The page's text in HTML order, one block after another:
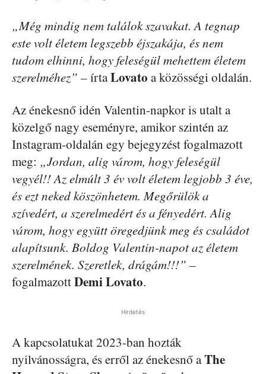
„Még mindig nem találok szavakat. A tegnap
este volt életem legszebb éjszakája, és nem
tudom elhinni, hogy feleségül mehettem életem
szerelméhez” – írtaLovato a közösségi oldalán.
Az énekesnő idén Valentin-napkor is utalt a
közelgő nagy eseményre, amikor szintén az
Instagram-oldalán egy bejegyzést fogalmazott
meg: „Jordan, alig várom, hogy feleségül
vegyél!! Az elmúlt 3 év volt életem legjobb 3 éve,
és ezt neked köszönhetem. Megőrülök a
szívedért, a szerelmedért és a fényedért. Alig
várom, hogy együtt öregedjünk meg és családot
alapítsunk. Boldog Valentin-napot az életem
szerelmének. Szeretlek, drágám!!!” –
fogalmazottDemi Lovato.
Hirdetés
A kapcsolatukat 2023-ban hozták
nyilvánosságra, és erről az énekesnő aThe